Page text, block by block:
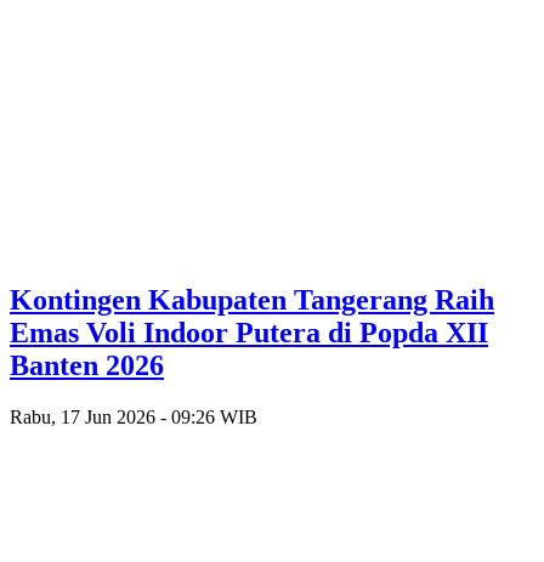
Kontingen Kabupaten Tangerang Raih
Emas Voli Indoor Putera di Popda XII
Banten 2026
Rabu, 17 Jun 2026 - 09:26 WIB